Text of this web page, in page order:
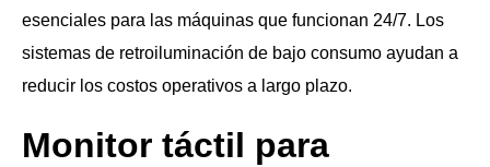
esenciales para las máquinas que funcionan 24/7. Los
sistemas de retroiluminación de bajo consumo ayudan a
reducir los costos operativos a largo plazo.
Monitor táctil para